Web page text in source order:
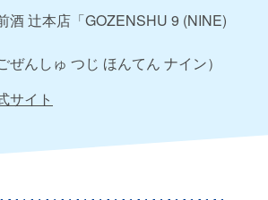
酒 辻本店「GOZENSHU 9 (NINE)
ぜんしゅ つじ ほんてん ナイン）
サイト